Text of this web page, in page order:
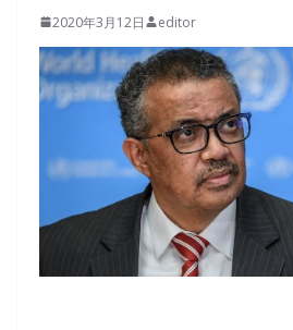
2020年3月12日 editor